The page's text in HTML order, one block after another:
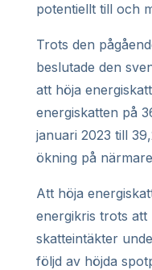
potentiellt till och
Trots den
beslutade den
att höja
energiskatten på
januari 2023 till
ökning på
Att höja
energikris trots att
skatteintäkter
följd av höjda